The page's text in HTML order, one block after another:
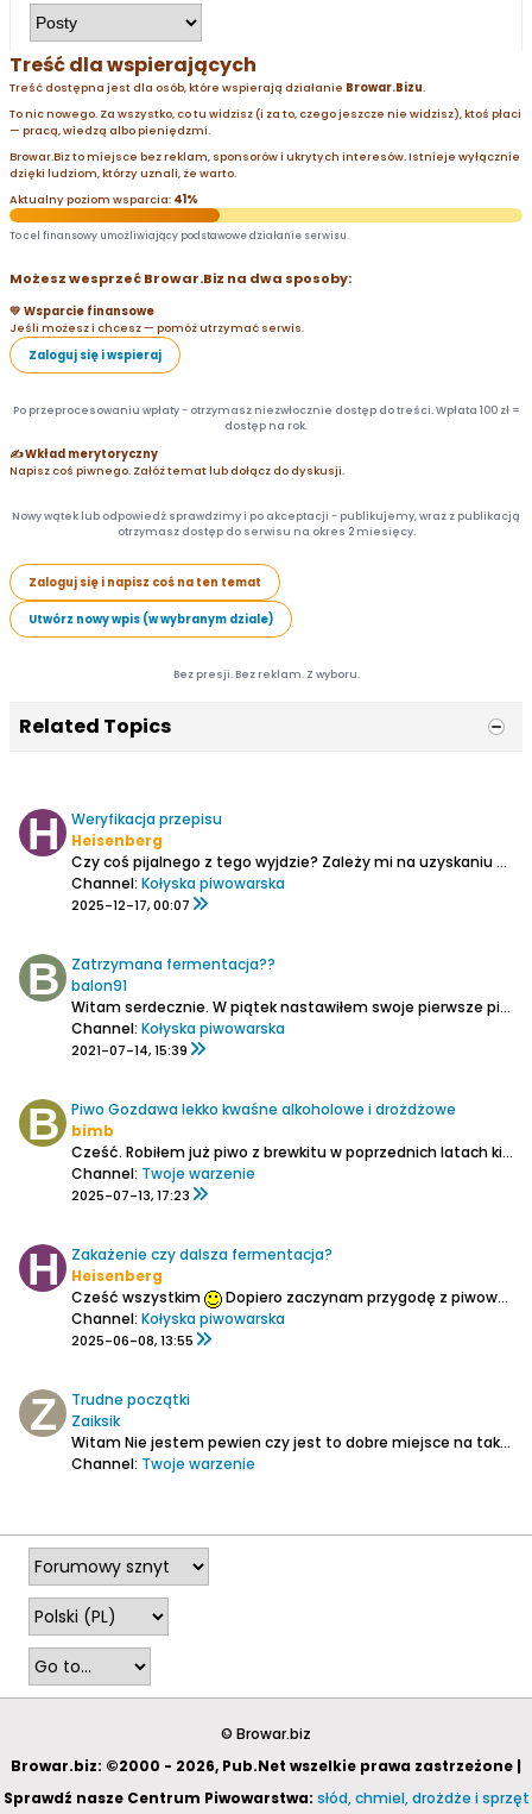
Treść dla wspierających
Treść dostępna jest dla osób, które wspierają działanie Browar.Bizu.
To nic nowego. Za wszystko, co tu widzisz (i za to, czego jeszcze nie widzisz), ktoś płaci
— pracą, wiedzą albo pieniędzmi.
Browar.Biz to miejsce bez reklam, sponsorów i ukrytych interesów. Istnieje wyłącznie
dzięki ludziom, którzy uznali, że warto.
Aktualny poziom wsparcia: 41%
To cel finansowy umożliwiający podstawowe działanie serwisu.
Możesz wesprzeć Browar.Biz na dwa sposoby:
💛 Wsparcie finansowe
Jeśli możesz i chcesz — pomóż utrzymać serwis.
Zaloguj się i wspieraj
Po przeprocesowaniu wpłaty - otrzymasz niezwłocznie dostęp do treści. Wpłata 100 zł =
dostęp na rok.
✍️ Wkład merytoryczny
Napisz coś piwnego. Załóż temat lub dołącz do dyskusji.
Nowy wątek lub odpowiedź sprawdzimy i po akceptacji - publikujemy, wraz z publikacją
otrzymasz dostęp do serwisu na okres 2 miesięcy.
Zaloguj się i napisz coś na ten temat
Utwórz nowy wpis (w wybranym dziale)
Bez presji. Bez reklam. Z wyboru.
Related Topics
Weryfikacja przepisu
Heisenberg
Czy coś pijalnego z tego wyjdzie? Zależy mi na uzyskaniu Belgijskiego wit'a, gdzie pierwsze nuty gra pomarańcza.
Channel: Kołyska piwowarska
2025-12-17, 00:07
Zatrzymana fermentacja??
balon91
Witam serdecznie. W piątek nastawiłem swoje pierwsze piwo z brewkitu.
Channel: Kołyska piwowarska
2021-07-14, 15:39
Piwo Gozdawa lekko kwaśne alkoholowe i drożdżowe
bimb
Cześć. Robiłem już piwo z brewkitu w poprzednich latach kilkanaście razy i zawsze wychodziło super tzn. takie jak lubię podobne w smaku do Niemca czy Czecha lagery pilsnery i pilsy.
Channel: Twoje warzenie
2025-07-13, 17:23
Zakażenie czy dalsza fermentacja?
Heisenberg
Cześć wszystkim
Dopiero zaczynam przygodę z piwowarstwem. Zakupiłem zestaw startowy z brew kitem Finlandia Premium Lager i nastawiłem pierwszą warkę. 21 litrów gotowego nastawu, po 2 tygodniach fermentacji w 21 stopniach, na drożdżach z zestawu zlane na cichą (BLG początkowe 10,...
Channel: Kołyska piwowarska
2025-06-08, 13:55
Trudne początki
Zaiksik
WitamNie jestem pewien czy jest to dobre miejsce na takie pytania,ale spróbuję...najwyżej admin mnie gdzieś przekieruje...
Channel: Twoje warzenie
© Browar.biz
Browar.biz: ©2000 - 2026, Pub.Net wszelkie prawa zastrzeżone |
Sprawdź nasze Centrum Piwowarstwa: słód, chmiel, drożdże i sprzęt